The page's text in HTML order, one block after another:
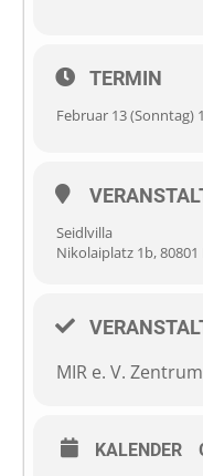
TERMIN
Februar 13 (Sonntag)
Seidlvilla
Nikolaiplatz 1b,
MIR e. V.
KALENDER